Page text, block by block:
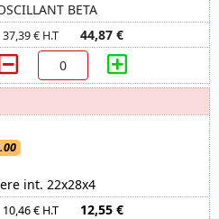
BETA
37,39 € H.T 44,87 €
int. 22x28x4
10,46 € H.T 12,55 €